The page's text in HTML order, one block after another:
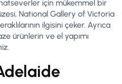
için mükemmel bir
National Gallery of Victoria
ilgisini çeker. Ayrıca
ürünlerin ve el yapımı